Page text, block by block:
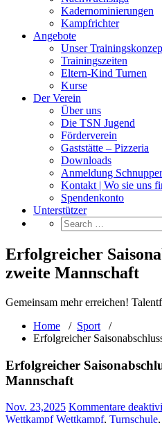
Kadernominierungen
Kampfrichter
Angebote
Unser
Trainingszeiten
Eltern-Kind Turnen
Kurse
Der Verein
Über uns
Die TSN Jugend
Förderverein
Gaststätte – Pizzeria
Downloads
Anmeldung
Kontakt | Wo sie uns
Spendenkonto
Unterstützer
Erfolgreicher
zweite Mannschaft
Gemeinsam mehr erreichen!
Home / Sport /
Erfolgreicher
Erfolgreicher
Mannschaft
Nov. 23,2025 Kommentare
Wettkampf Wettkampf, Turnschule,